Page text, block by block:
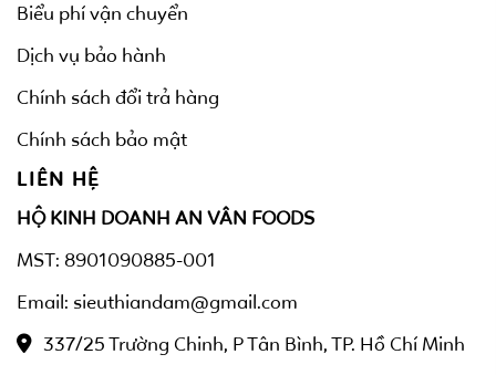
Biểu phí vận chuyển
Dịch vụ bảo hành
Chính sách đổi trả hàng
Chính sách bảo mật
LIÊN HỆ
HỘ KINH DOANH AN VÂN FOODS
MST: 8901090885-001
Email: sieuthiandam@gmail.com
337/25 Trường Chinh, P Tân Bình, TP. Hồ Chí Minh